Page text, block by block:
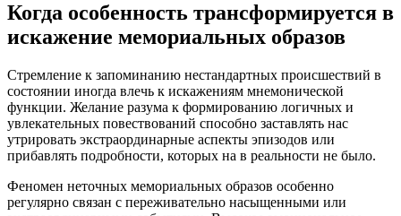
Когда особенность трансформируется в
искажение мемориальных образов
Стремление к запоминанию нестандартных происшествий в
состоянии иногда влечь к искажениям мнемонической
функции. Желание разума к формированию логичных и
увлекательных повествований способно заставлять нас
утрировать экстраординарные аспекты эпизодов или
прибавлять подробности, которых на в реальности не было.
Феномен неточных мемориальных образов особенно
регулярно связан с переживательно насыщенными или